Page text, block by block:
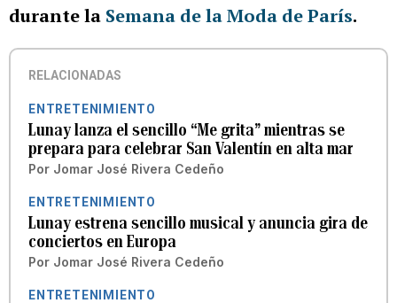
durante la Semana de la Moda de París.
RELACIONADAS
ENTRETENIMIENTO
Lunay lanza el sencillo “Me grita” mientras se
prepara para celebrar San Valentín en alta mar
Por Jomar José Rivera Cedeño
ENTRETENIMIENTO
Lunay estrena sencillo musical y anuncia gira de
conciertos en Europa
Por Jomar José Rivera Cedeño
ENTRETENIMIENTO